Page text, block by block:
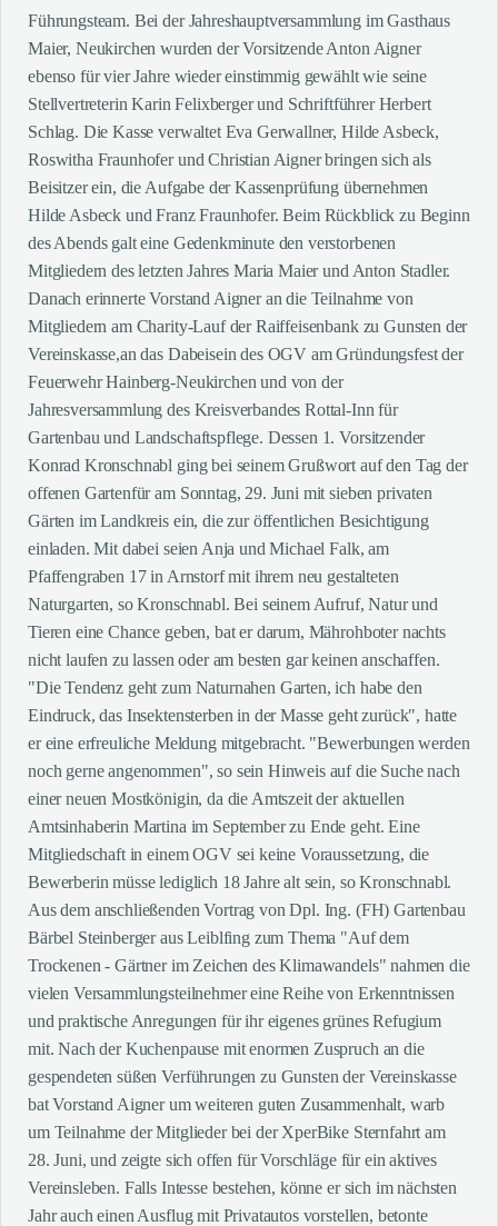
Führungsteam. Bei der Jahreshauptversammlung im Gasthaus
Maier, Neukirchen wurden der Vorsitzende Anton Aigner
ebenso für vier Jahre wieder einstimmig gewählt wie seine
Stellvertreterin Karin Felixberger und Schriftführer Herbert
Schlag. Die Kasse verwaltet Eva Gerwallner, Hilde Asbeck,
Roswitha Fraunhofer und Christian Aigner bringen sich als
Beisitzer ein, die Aufgabe der Kassenprüfung übernehmen
Hilde Asbeck und Franz Fraunhofer. Beim Rückblick zu Beginn
des Abends galt eine Gedenkminute den verstorbenen
Mitgliedern des letzten Jahres Maria Maier und Anton Stadler.
Danach erinnerte Vorstand Aigner an die Teilnahme von
Mitgliedern am Charity-Lauf der Raiffeisenbank zu Gunsten der
Vereinskasse,an das Dabeisein des OGV am Gründungsfest der
Feuerwehr Hainberg-Neukirchen und von der
Jahresversammlung des Kreisverbandes Rottal-Inn für
Gartenbau und Landschaftspflege. Dessen 1. Vorsitzender
Konrad Kronschnabl ging bei seinem Grußwort auf den Tag der
offenen Gartenfür am Sonntag, 29. Juni mit sieben privaten
Gärten im Landkreis ein, die zur öffentlichen Besichtigung
einladen. Mit dabei seien Anja und Michael Falk, am
Pfaffengraben 17 in Arnstorf mit ihrem neu gestalteten
Naturgarten, so Kronschnabl. Bei seinem Aufruf, Natur und
Tieren eine Chance geben, bat er darum, Mährohboter nachts
nicht laufen zu lassen oder am besten gar keinen anschaffen.
"Die Tendenz geht zum Naturnahen Garten, ich habe den
Eindruck, das Insektensterben in der Masse geht zurück", hatte
er eine erfreuliche Meldung mitgebracht. "Bewerbungen werden
noch gerne angenommen", so sein Hinweis auf die Suche nach
einer neuen Mostkönigin, da die Amtszeit der aktuellen
Amtsinhaberin Martina im September zu Ende geht. Eine
Mitgliedschaft in einem OGV sei keine Voraussetzung, die
Bewerberin müsse lediglich 18 Jahre alt sein, so Kronschnabl.
Aus dem anschließenden Vortrag von Dpl. Ing. (FH) Gartenbau
Bärbel Steinberger aus Leiblfing zum Thema "Auf dem
Trockenen - Gärtner im Zeichen des Klimawandels" nahmen die
vielen Versammlungsteilnehmer eine Reihe von Erkenntnissen
und praktische Anregungen für ihr eigenes grünes Refugium
mit. Nach der Kuchenpause mit enormen Zuspruch an die
gespendeten süßen Verführungen zu Gunsten der Vereinskasse
bat Vorstand Aigner um weiteren guten Zusammenhalt, warb
um Teilnahme der Mitglieder bei der XperBike Sternfahrt am
28. Juni, und zeigte sich offen für Vorschläge für ein aktives
Vereinsleben. Falls Intesse bestehen, könne er sich im nächsten
Jahr auch einen Ausflug mit Privatautos vorstellen, betonte